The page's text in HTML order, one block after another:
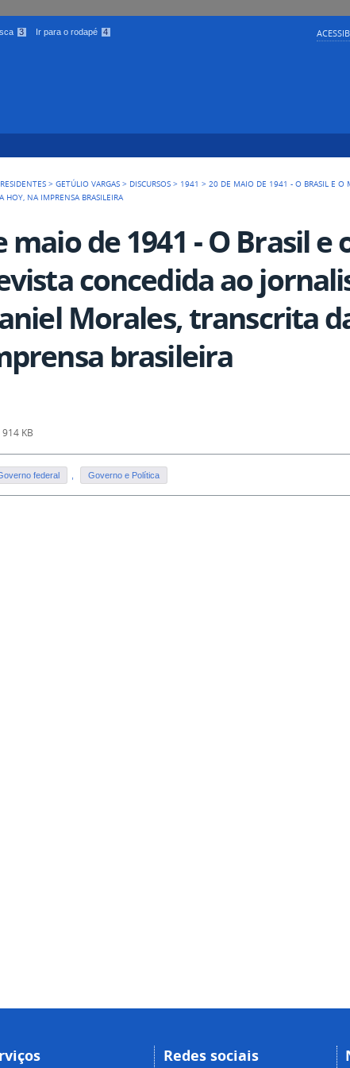
3 Ir para o rodapé 4
>GETÚLIO VARGAS > DISCURSOS > 1941 >20 DE MAIO DE 1941 - O BRASIL E O
HOY, NA IMPRENSA BRASILEIRA
maio de 1941 - O Brasil e
concedida ao
Morales, transcrita
brasileira
KB
federal Governo e Política
Redes sociais